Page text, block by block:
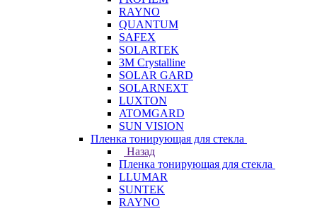
RAYNO
QUANTUM
SAFEX
SOLARTEK
3M Crystalline
SOLAR GARD
SOLARNEXT
LUXTON
ATOMGARD
SUN VISION
Пленка тонирующая для стекла
Назад
Пленка тонирующая для стекла
LLUMAR
SUNTEK
RAYNO